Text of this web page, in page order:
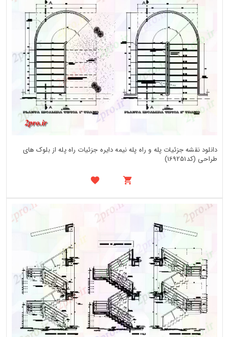
دانلود نقشه جزئیات پله و راه پله نیمه دایره جزئیات راه پله از بلوک های
طراحی (کد169251)